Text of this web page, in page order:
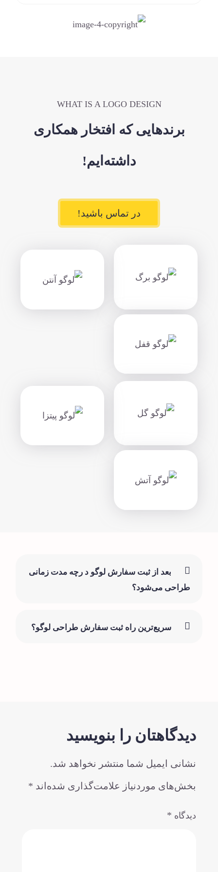
WHAT IS A LOGO DESIGN
برندهایی که افتخار همکاری
داشته‌ایم!
در تماس باشید!
بعد از ثبت سفارش لوگو د رچه مدت زمانی
طراحی می‌شود؟
سریع‌ترین راه ثبت سفارش طراحی لوگو؟
دیدگاهتان را بنویسید
نشانی ایمیل شما منتشر نخواهد شد.
بخش‌های موردنیاز علامت‌گذاری شده‌اند *
دیدگاه *